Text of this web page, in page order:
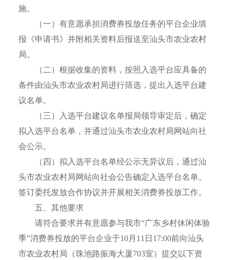
施。
（一）有意愿承担消费券投放任务的平台企业填
报《申请书》并附相关资料后报送至汕头市农业农村
局。
（二）根据收集的资料，按照入选平台应具备的
条件由汕头市农业农村局进行筛选，提出入选平台建
议名单。
（三）入选平台建议名单报局领导审定后，确定
拟入选平台名单，并通过汕头市农业农村局网站向社
会公示。
（四）拟入选平台名单经公示无异议后，通过汕
头市农业农村局网站向社会公告确定入选平台名单。
签订委托发放合作协议并开展相关消费券投放工作。
五、其他要求
请符合要求并有意愿参与我市“广东乡村休闲体验
季”消费券投放的平台企业于10月11日17:00前向汕头
市农业农村局（珠池路振海大厦703室）提交以下资